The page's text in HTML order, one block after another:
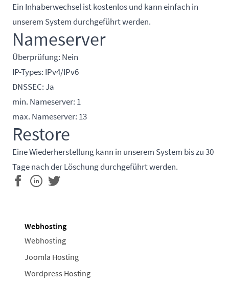
Ein Inhaberwechsel ist kostenlos und kann einfach in
unserem System durchgeführt werden.
Nameserver
Überprüfung: Nein
IP-Types: IPv4/IPv6
DNSSEC: Ja
min. Nameserver: 1
max. Nameserver: 13
Restore
Eine Wiederherstellung kann in unserem System bis zu 30
Tage nach der Löschung durchgeführt werden.
Webhosting
Webhosting
Joomla Hosting
Wordpress Hosting